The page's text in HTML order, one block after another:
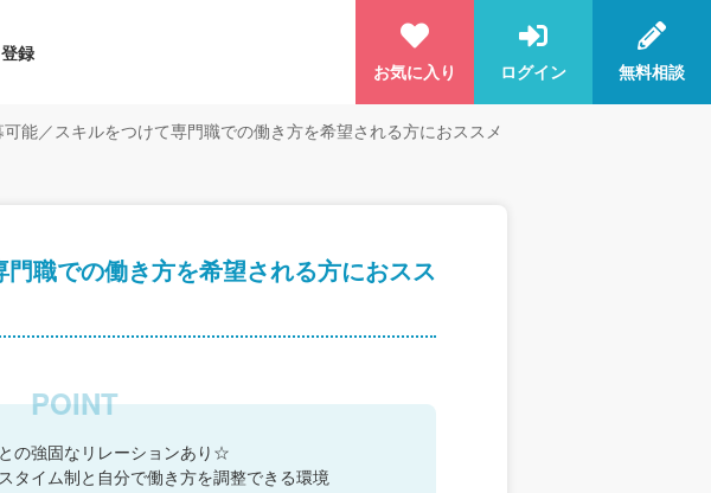
登録
お気に入り
ログイン 無料相談
能／スキルをつけて専門職での働き方を希望される方におススメ
職での働き方を希望される方におスス
の強固なリレーションあり☆
タイム制と自分で働き方を調整できる環境